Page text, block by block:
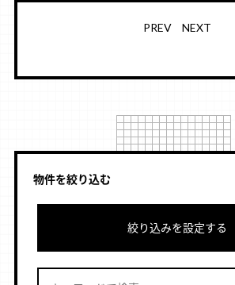
PREV NEXT
物件を絞り込む
絞り込みを設定する